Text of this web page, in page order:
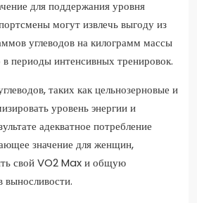
для поддержания уровня
могут извлечь выгоду из
углеводов на килограмм массы
в периоды интенсивных тренировок.
таких как цельнозерновые и
уровень энергии и
адекватное потребление
значение для женщин,
свой VO2 Max и общую
выносливости.